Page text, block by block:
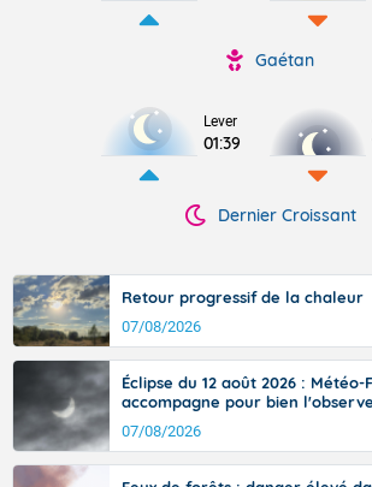
Gaétan
Lever
01:39
Dernier Croissant
Retour progressif de la chaleur
07/08/2026
Éclipse du 12 août 2026 : Météo-
accompagne pour bien
07/08/2026